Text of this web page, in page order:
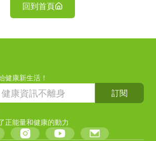
回到首頁
健康新生活！
訂閱
正能量和健康的動力